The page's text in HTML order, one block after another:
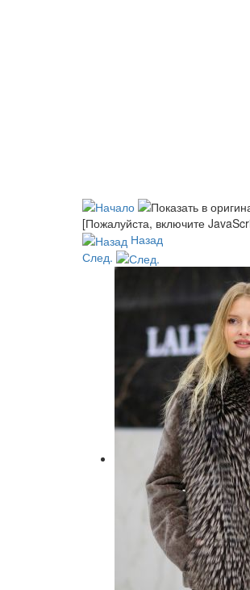
[Пожалуйста, включите
Назад
След.